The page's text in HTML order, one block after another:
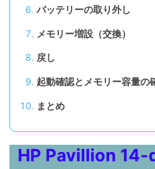
バッテリーの取り外し
メモリー増設（交換）
戻し
起動確認とメモリー容量の
まとめ
HP Pavillion